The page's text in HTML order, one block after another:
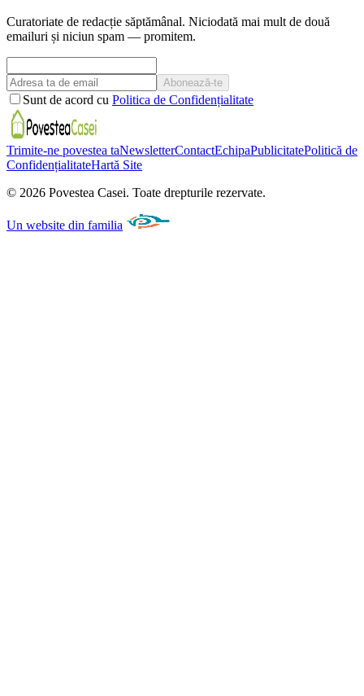
Curatoriate de redacție săptămânal. Niciodată mai mult de două
emailuri și niciun spam — promitem.
Abonează-te
Sunt de acord cu Politica de Confidențialitate
Trimite-ne povestea taNewsletterContactEchipaPublicitatePolitică de
ConfidențialitateHartă Site
© 2026 Povestea Casei. Toate drepturile rezervate.
Un website din familia